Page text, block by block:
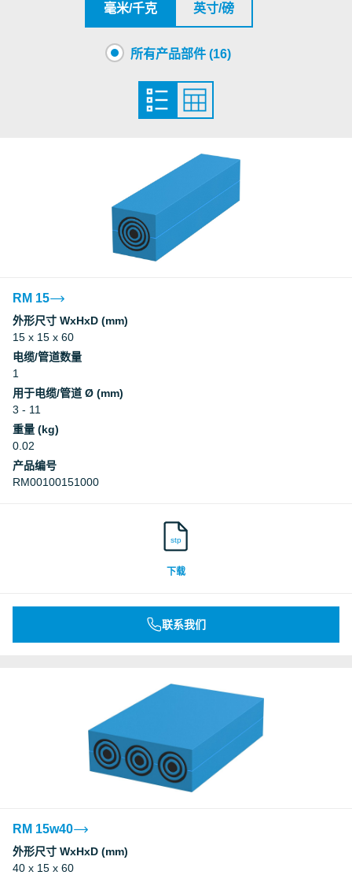
DNV
DNV
毫米/千克 英寸/磅
所有产品部件 (16)
RM 15
外形尺寸 WxHxD (mm)
15 x 15 x 60
电缆/管道数量
1
用于电缆/管道 Ø (mm)
3 - 11
重量 (kg)
0.02
产品编号
RM00100151000
stp
下载
联系我们
RM 15w40
外形尺寸 WxHxD (mm)
40 x 15 x 60